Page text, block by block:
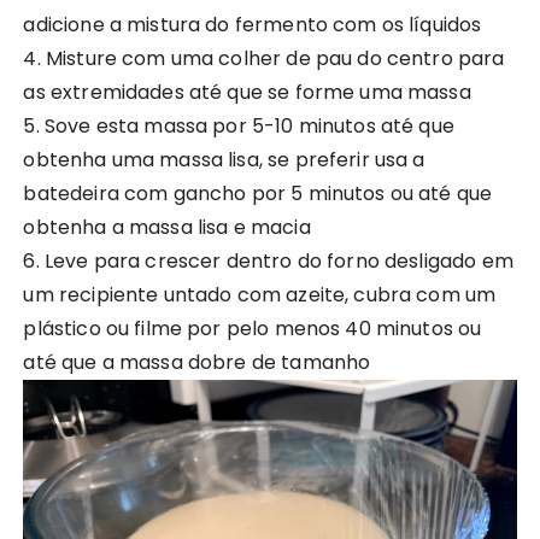
adicione a mistura do fermento com os líquidos
4. Misture com uma colher de pau do centro para
as extremidades até que se forme uma massa
5. Sove esta massa por 5-10 minutos até que
obtenha uma massa lisa, se preferir usa a
batedeira com gancho por 5 minutos ou até que
obtenha a massa lisa e macia
6. Leve para crescer dentro do forno desligado em
um recipiente untado com azeite, cubra com um
plástico ou filme por pelo menos 40 minutos ou
até que a massa dobre de tamanho